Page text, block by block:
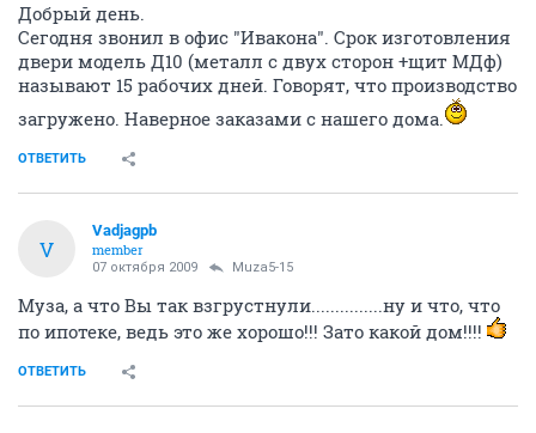
Добрый день.
Сегодня звонил в офис "Ивакона". Срок изготовления
двери модель Д10 (металл с двух сторон +щит МДф)
называют 15 рабочих дней. Говорят, что производство
загружено. Наверное заказами с нашего дома.
ОТВЕТИТЬ
V
Vadjagpb
member
07 октября 2009 Muza5-15
Муза, а что Вы так взгрустнули...............ну и что, что
по ипотеке, ведь это же хорошо!!! Зато какой дом!!!!
ОТВЕТИТЬ